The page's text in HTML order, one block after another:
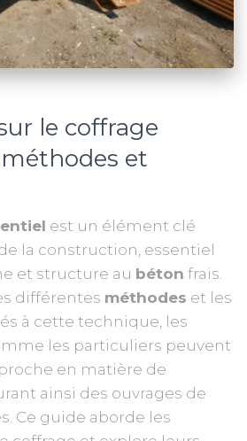
le coffrage
et
est un élément clé
la construction, essentiel
et structure au béton frais.
différentes méthodes et les
à cette technique, les
les particuliers peuvent
en matière de
ainsi des ouvrages de
Ce guide aborde les